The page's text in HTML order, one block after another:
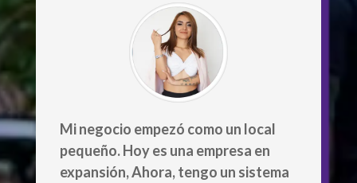
Mi negocio empezó como un local
pequeño. Hoy es una empresa en
expansión, Ahora, tengo un sistema